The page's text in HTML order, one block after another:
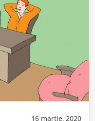
16 martie, 2020